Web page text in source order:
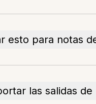
esto para notas
las salidas de